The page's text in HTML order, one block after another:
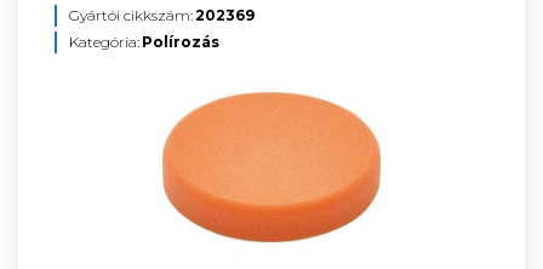
Gyártói cikkszám:202369
Kategória: Polírozás